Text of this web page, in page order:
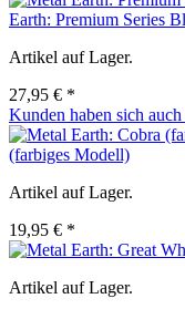
Earth: Premium Series
Artikel auf Lager.
27,95 € *
Kunden haben sich auch
(farbiges Modell)
Artikel auf Lager.
19,95 € *
Artikel auf Lager.